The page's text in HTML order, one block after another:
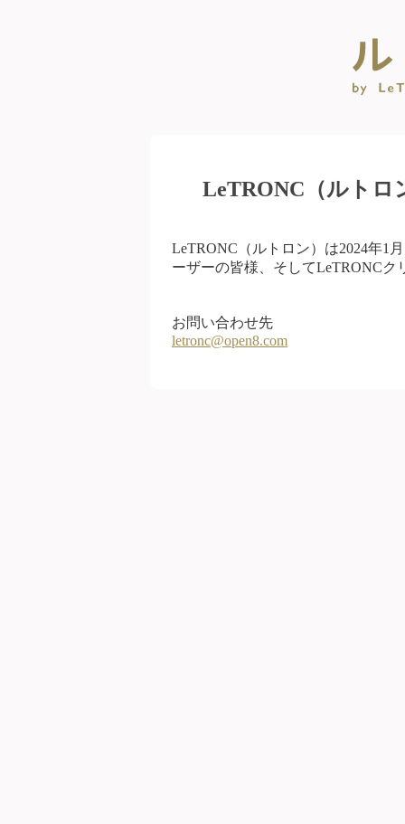
LeTRONC（ルトロ
LeTRONC（ルトロン）は2024年1
ーザーの皆様、そしてLeTRONC
お問い合わせ先
letronc@open8.com